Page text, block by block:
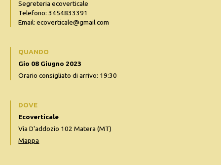
Segreteria ecoverticale
Telefono: 3454833391
Email: ecoverticale@gmail.com
QUANDO
Gio 08 Giugno 2023
Orario consigliato di arrivo: 19:30
DOVE
Ecoverticale
Via D'addozio 102 Matera (MT)
Mappa